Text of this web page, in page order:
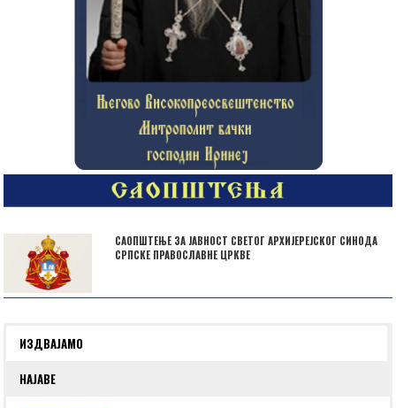
САОПШТЕЊЕ ЗА ЈАВНОСТ СВЕТОГ АРХИЈЕРЕЈСКОГ СИНОДА
СРПСКЕ ПРАВОСЛАВНЕ ЦРКВЕ
ИЗДВАЈАМО
НАЈАВЕ